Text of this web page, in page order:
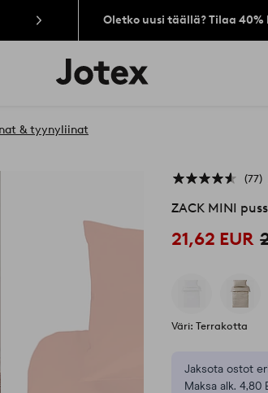
Oletko uusi täällä? Tilaa
Jotex-
logo
aloitussivulle
& tyynyliinat
77
ZACK MINI
21,62 EUR
Väri: Terrakotta
Jaksota ostot
Maksa alk. 4,80